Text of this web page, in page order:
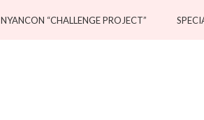
NYANCON “CHALLENGE PROJECT”